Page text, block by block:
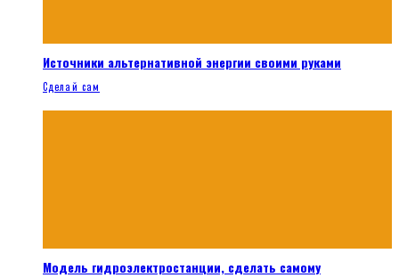
Источники альтернативной энергии своими руками
Сделай сам
Модель гидроэлектростанции, сделать самому